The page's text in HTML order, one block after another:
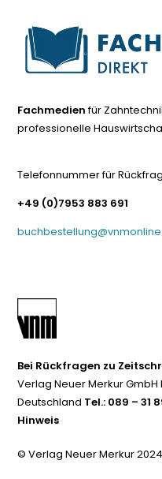
Fachmedienfür
professionelle
Telefonnummer für
+49 (0)7953 883 691
Bei Rückfragen zu
Verlag Neuer Merkur GmbH
Deutschland Tel.: 089 – 31
Hinweis
© Verlag Neuer Merkur 2024